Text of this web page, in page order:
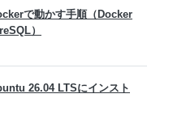
で動かす手順（Docker
）
26.04 LTSにインスト